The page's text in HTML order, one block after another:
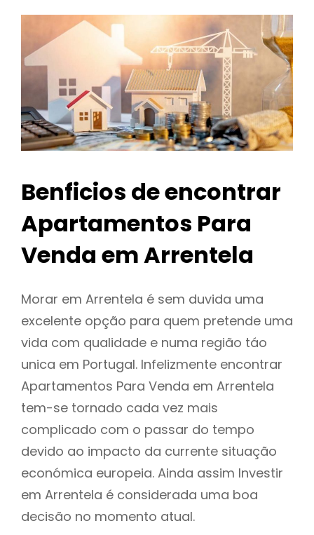
Benficios de encontrar
Apartamentos Para
Venda em Arrentela
Morar em Arrentela é sem duvida uma
excelente opção para quem pretende uma
vida com qualidade e numa região táo
unica em Portugal. Infelizmente encontrar
Apartamentos Para Venda em Arrentela
tem-se tornado cada vez mais
complicado com o passar do tempo
devido ao impacto da currente situação
económica europeia. Ainda assim Investir
em Arrentela é considerada uma boa
decisão no momento atual.